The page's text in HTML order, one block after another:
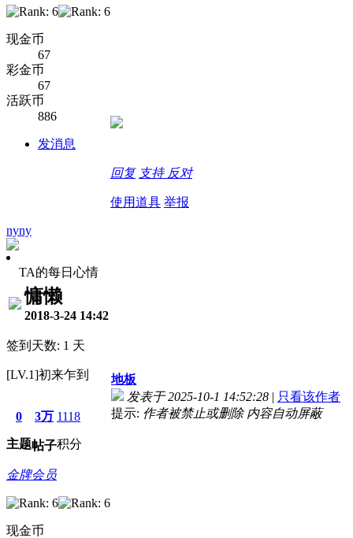
现金币
67
彩金币
67
活跃币
886
发消息
回复 支持 反对
使用道具 举报
nyny
TA的每日心情
慵懒
2018-3-24 14:42
签到天数: 1 天
[LV.1]初来乍到
0
主题
3万
帖子
1118
积分
金牌会员
现金币
地板
发表于 2025-10-1 14:52:28 | 只看该作者
提示: 作者被禁止或删除 内容自动屏蔽